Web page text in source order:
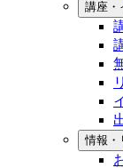
講座・
情報・